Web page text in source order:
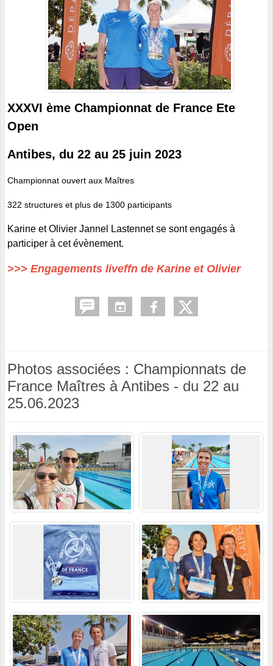
XXXVI ème Championnat de France Ete
Open
Antibes, du 22 au 25 juin 2023
Championnat ouvert aux Maîtres
322 structures et plus de 1300 participants
Karine et Olivier Jannel Lastennet se sont engagés à
participer à cet évènement.
>>> Engagements liveffn de Karine et Olivier
Photos associées : Championnats de
France Maîtres à Antibes - du 22 au
25.06.2023